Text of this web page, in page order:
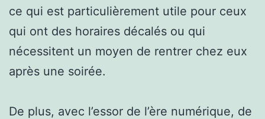
ce qui est particulièrement utile pour ceux
qui ont des horaires décalés ou qui
nécessitent un moyen de rentrer chez eux
après une soirée.
De plus, avec l’essor de l’ère numérique, de